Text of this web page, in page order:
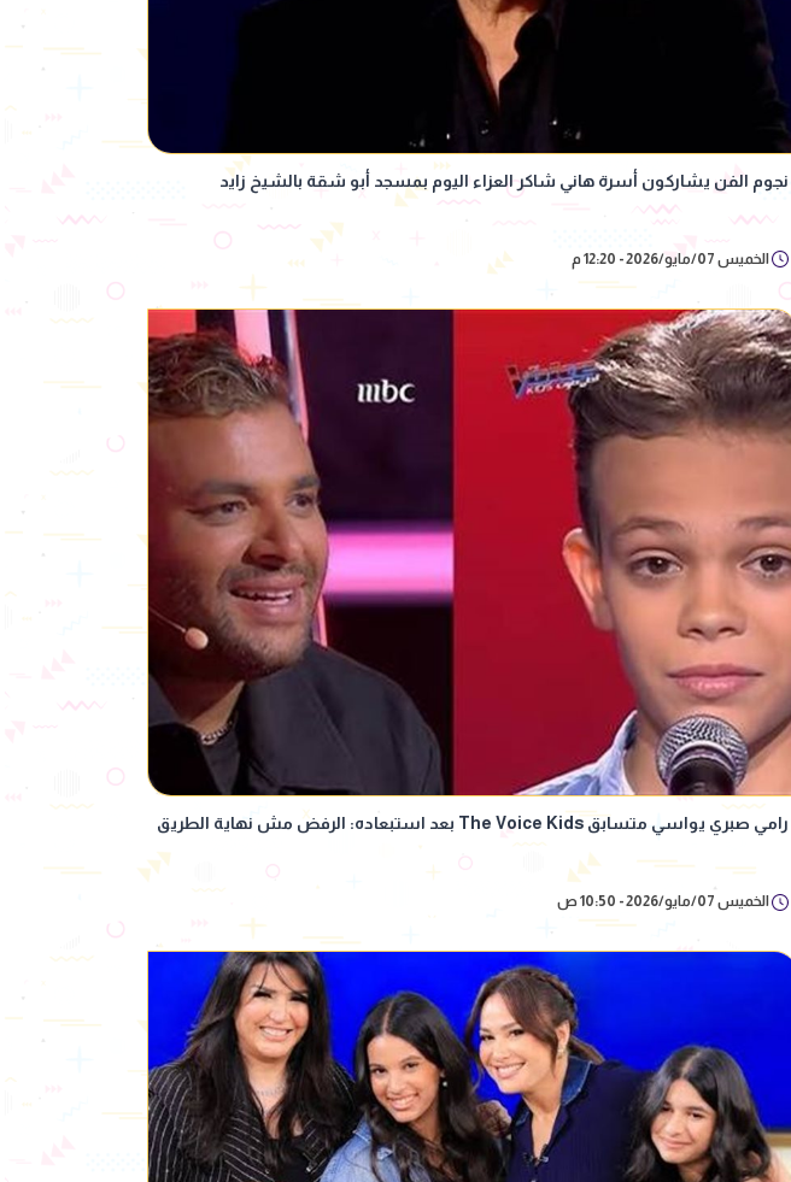
نجوم الفن يشاركون أسرة هاني شاكر العزاء اليوم بمسجد أبو شقة بالشيخ زايد
الخميس 07/مايو/2026 - 12:20 م
رامي صبري يواسي متسابق The Voice Kids بعد استبعاده: الرفض مش نهاية الطريق
الخميس 07/مايو/2026 - 10:50 ص